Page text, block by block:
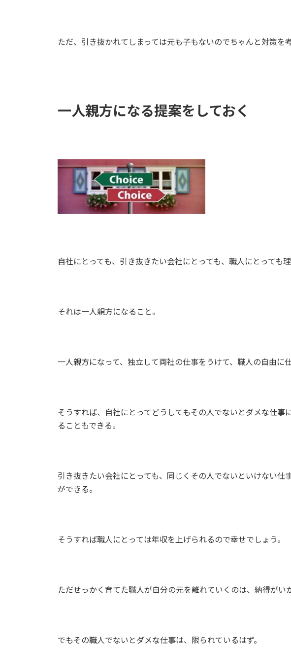
ただ、引き抜かれてしまっては元も子もないのでちゃんと対策を
一人親方になる提案をしておく
自社にとっても、引き抜きたい会社にとっても、職人にとっても
それは一人親方になること。
一人親方になって、独立して両社の仕事をうけて、職人の自由に
そうすれば、自社にとってどうしてもその人でないとダメな仕事
ることもできる。
引き抜きたい会社にとっても、同じくその人でないといけない仕
ができる。
そうすれば職人にとっては年収を上げられるので幸せでしょう。
ただせっかく育てた職人が自分の元を離れていくのは、納得がい
でもその職人でないとダメな仕事は、限られているはず。